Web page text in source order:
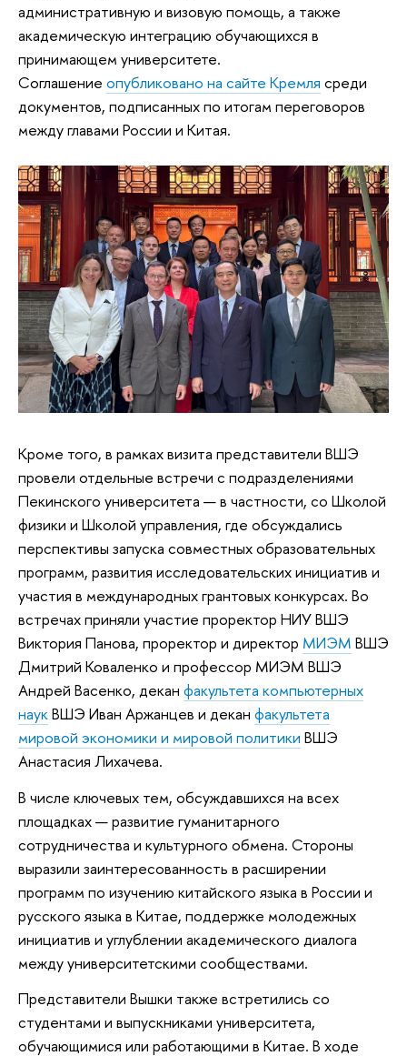
административную и визовую помощь, а также
академическую интеграцию обучающихся в
принимающем университете.
Соглашение опубликовано на сайте Кремля среди
документов, подписанных по итогам переговоров
между главами России и Китая.
Кроме того, в рамках визита представители ВШЭ
провели отдельные встречи с подразделениями
Пекинского университета — в частности, со Школой
физики и Школой управления, где обсуждались
перспективы запуска совместных образовательных
программ, развития исследовательских инициатив и
участия в международных грантовых конкурсах. Во
встречах приняли участие проректор НИУ ВШЭ
Виктория Панова, проректор и директор МИЭМ ВШЭ
Дмитрий Коваленко и профессор МИЭМ ВШЭ
Андрей Васенко, декан факультета компьютерных
наукВШЭ Иван Аржанцев и декан факультета
мировой экономики и мировой политики ВШЭ
Анастасия Лихачева.
В числе ключевых тем, обсуждавшихся на всех
площадках — развитие гуманитарного
сотрудничества и культурного обмена. Стороны
выразили заинтересованность в расширении
программ по изучению китайского языка в России и
русского языка в Китае, поддержке молодежных
инициатив и углублении академического диалога
между университетскими сообществами.
Представители Вышки также встретились со
студентами и выпускниками университета,
обучающимися или работающими в Китае. В ходе